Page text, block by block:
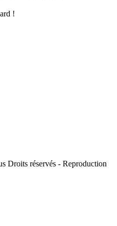
!
Droits réservés - Reproduction